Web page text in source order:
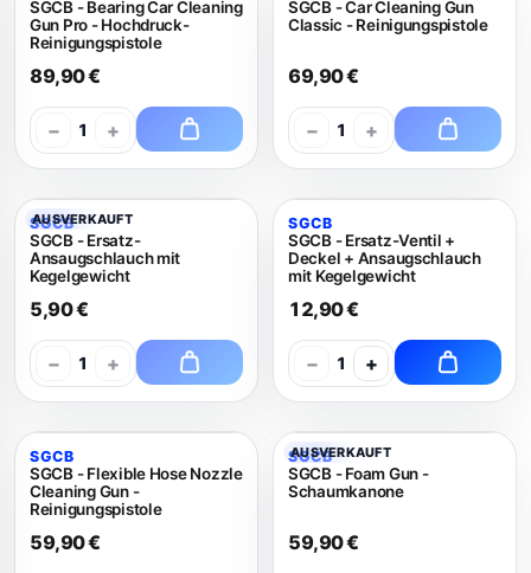
SGCB - Bearing Car Cleaning
Gun Pro - Hochdruck-
Reinigungspistole
89,90 €
− 1 +
SGCB - Car Cleaning Gun
Classic - Reinigungspistole
69,90 €
− 1 +
AUSVERKAUFT
SGCB
SGCB - Ersatz-
Ansaugschlauch mit
Kegelgewicht
5,90 €
− 1 +
SGCB
SGCB - Ersatz-Ventil +
Deckel + Ansaugschlauch
mit Kegelgewicht
12,90 €
− 1 +
SGCB
SGCB - Flexible Hose Nozzle
Cleaning Gun -
Reinigungspistole
59,90 €
AUSVERKAUFT
SGCB
SGCB - Foam Gun -
Schaumkanone
59,90 €